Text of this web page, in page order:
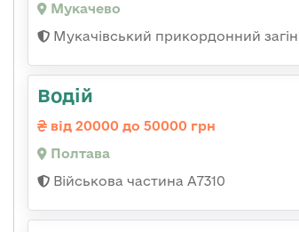
Мукачево
Мукачівський прикордонний загін
Водій
від 20000 до 50000 грн
Полтава
Військова частина A7310